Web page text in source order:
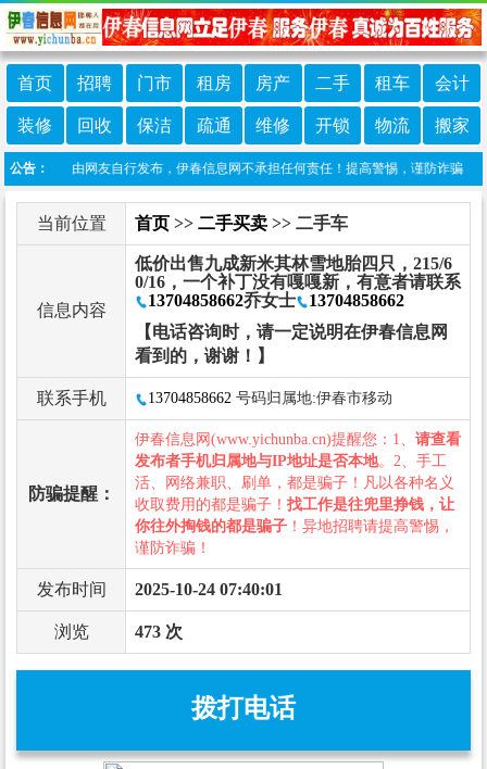
首页 招聘 门市 租房 房产 二手 租车 会计
装修 回收 保洁 疏通 维修 开锁 物流 搬家
公告：
栏目信息由网友自行发布，伊春信息网不承担任何责任！提高警惕，谨防诈骗！做
当前位置 首页 >> 二手买卖 >> 二手车
信息内容
低价出售九成新米其林雪地胎四只，215/6
0/16，一个补丁没有嘎嘎新，有意者请联系
13704858662乔女士
13704858662
【电话咨询时，请一定说明在伊春信息网
看到的，谢谢！】
联系手机 13704858662 号码归属地:伊春市移动
防骗提醒：
伊春信息网(www.yichunba.cn)提醒您：1、 请查看
发布者手机归属地与IP地址是否本地。2、手工
活、网络兼职、刷单，都是骗子！凡以各种名义
收取费用的都是骗子！ 找工作是往兜里挣钱，让
你往外掏钱的都是骗子 ！异地招聘请提高警惕，
谨防诈骗！
发布时间 2025-10-24 07:40:01
浏览 473 次
拨打电话